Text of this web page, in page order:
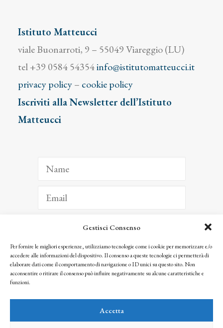
Gestisci Consenso
Per fornire le migliori esperienze, utilizziamo tecnologie come i cookie per memorizzare e/o
accedere alle informazioni del dispositivo. Il consenso a queste tecnologie ci permetterà di
elaborare dati come il comportamento di navigazione o ID unici su questo sito. Non
acconsentire o ritirare il consenso può influire negativamente su alcune caratteristiche e
funzioni.
Accetta
Istituto Matteucci
viale Buonarroti, 9 – 55049 Viareggio (LU)
tel +39 0584 54354info@istitutomatteucci.it
privacy policy– cookie policy
Iscriviti alla Newsletter dell’Istituto
Matteucci
ISCRIVITI
Facendo clic per iscriverti, riconosci che le tue informazioni saranno trattate
seguendo la nostra Privacy Policy
© 2025 Istituto Matteucci. All right reserved
l’autorizzazione scritta dei proprietari dei diritti e dell’Istituto Matteucci